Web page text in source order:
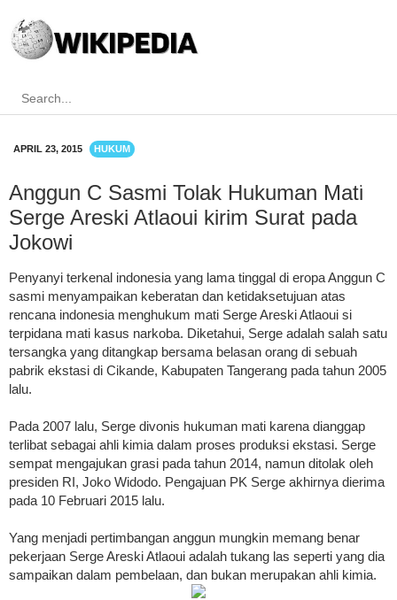
APRIL 23, 2015 HUKUM
Anggun C Sasmi Tolak Hukuman Mati
Serge Areski Atlaoui kirim Surat pada
Jokowi
Penyanyi terkenal indonesia yang lama tinggal di eropa Anggun C
sasmi menyampaikan keberatan dan ketidaksetujuan atas
rencana indonesia menghukum mati Serge Areski Atlaoui si
terpidana mati kasus narkoba. Diketahui, Serge adalah salah satu
tersangka yang ditangkap bersama belasan orang di sebuah
pabrik ekstasi di Cikande, Kabupaten Tangerang pada tahun 2005
lalu.
Pada 2007 lalu, Serge divonis hukuman mati karena dianggap
terlibat sebagai ahli kimia dalam proses produksi ekstasi. Serge
sempat mengajukan grasi pada tahun 2014, namun ditolak oleh
presiden RI, Joko Widodo. Pengajuan PK Serge akhirnya dierima
pada 10 Februari 2015 lalu.
Yang menjadi pertimbangan anggun mungkin memang benar
pekerjaan Serge Areski Atlaoui adalah tukang las seperti yang dia
sampaikan dalam pembelaan, dan bukan merupakan ahli kimia.